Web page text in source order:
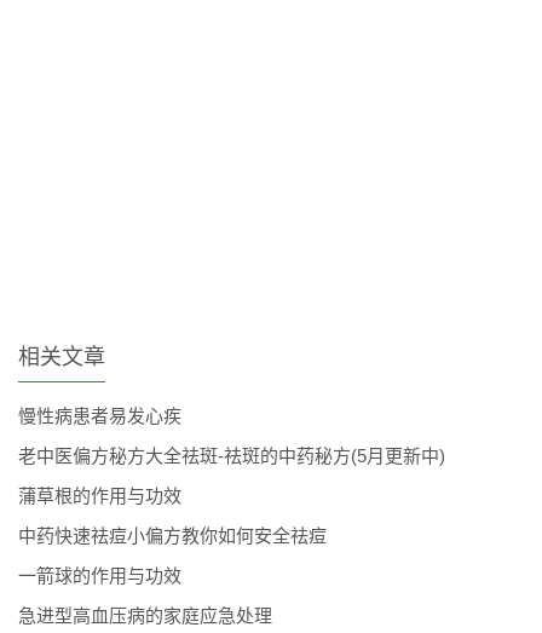
相关文章
慢性病患者易发心疾
老中医偏方秘方大全祛斑-祛斑的中药秘方(5月更新中)
蒲草根的作用与功效
中药快速祛痘小偏方教你如何安全祛痘
一箭球的作用与功效
急进型高血压病的家庭应急处理